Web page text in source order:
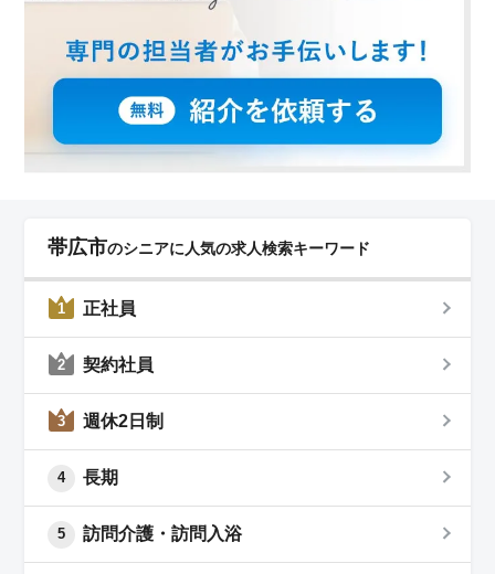
帯広市のシニアに人気の求人検索キーワード
1 正社員
2 契約社員
3 週休2日制
4 長期
5 訪問介護・訪問入浴